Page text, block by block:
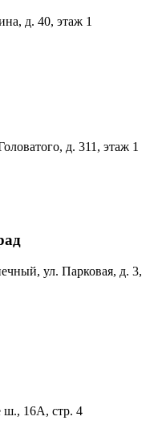
д. 40, этаж 1
д. 311, этаж 1
ул. Парковая, д. 3,
ш., 16А, стр. 4